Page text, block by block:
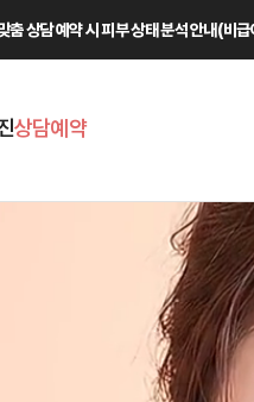
춤 상담 예약 시 피부 상태 분석 안내(비
상담예약